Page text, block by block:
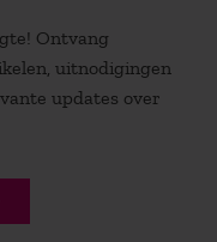
Ontvang
uitnodigingen
updates over